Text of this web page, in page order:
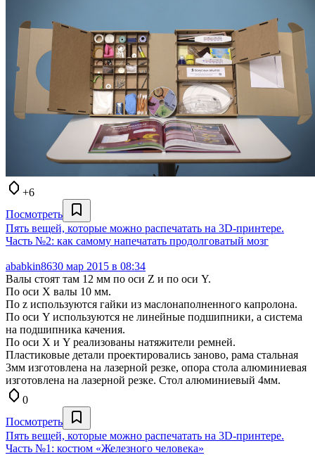
+6
Посмотреть
Пять вещей, которые можно распечатать на 3D-принтере.
Часть №2: как самому напечатать продолговатый мозг
ababkin8630 мар 2015 в 08:34
Валы стоят там 12 мм по оси Z и по оси Y.
По оси X валы 10 мм.
По z используются гайки из маслонаполненного капролона.
По оси Y используются не линейные подшипники, а система
на подшипника качения.
По оси X и Y реализованы натяжители ремней.
Пластиковые детали проектировались заново, рама стальная
3мм изготовлена на лазерной резке, опора стола алюминиевая
изготовлена на лазерной резке. Стол алюминиевый 4мм.
0
Посмотреть
Пять вещей, которые можно распечатать на 3D-принтере.
Часть №1: костюм «Железного человека»